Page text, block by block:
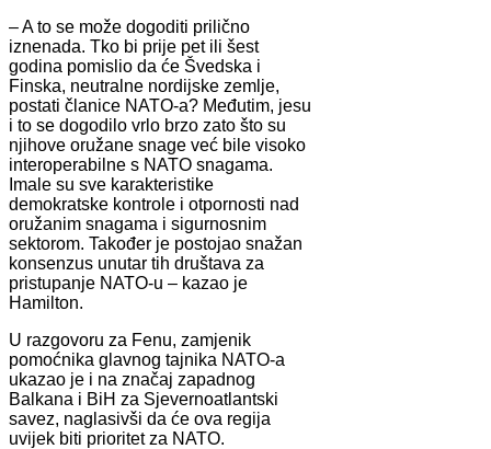
– A to se može dogoditi prilično
iznenada. Tko bi prije pet ili šest
godina pomislio da će Švedska i
Finska, neutralne nordijske zemlje,
postati članice NATO-a? Međutim, jesu
i to se dogodilo vrlo brzo zato što su
njihove oružane snage već bile visoko
interoperabilne s NATO snagama.
Imale su sve karakteristike
demokratske kontrole i otpornosti nad
oružanim snagama i sigurnosnim
sektorom. Također je postojao snažan
konsenzus unutar tih društava za
pristupanje NATO-u – kazao je
Hamilton.
U razgovoru za Fenu, zamjenik
pomoćnika glavnog tajnika NATO-a
ukazao je i na značaj zapadnog
Balkana i BiH za Sjevernoatlantski
savez, naglasivši da će ova regija
uvijek biti prioritet za NATO.